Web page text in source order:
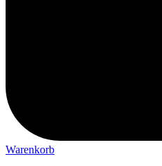
Warenkorb